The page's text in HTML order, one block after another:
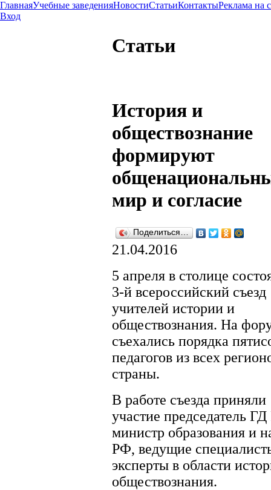
ГлавнаяУчебные заведенияНовостиСтатьиКонтактыРеклама на
Вход
Статьи
История и
обществознание
формируют
мир и согласие
Поделиться…
21.04.2016
5 апреля в столице
3-й всероссийский съезд
учителей истории и
обществознания. На
съехались порядка
педагогов из всех
страны.
В работе съезда приняли
участие председатель
министр образования и
РФ, ведущие
эксперты в области
обществознания.